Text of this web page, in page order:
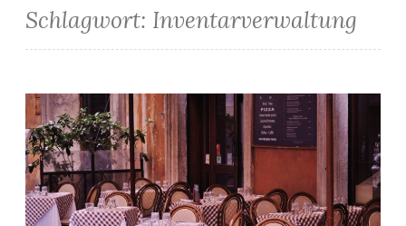
Schlagwort: Inventarverwaltung
Gastartikel: 5 Gründe warum digitale Kassensysteme das Gesicht der Gastronomie verändern